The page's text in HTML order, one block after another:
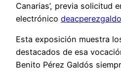
Canarias’, previa solicitud
electrónico
Esta exposición muestra
destacados de esa
Benito Pérez Galdós